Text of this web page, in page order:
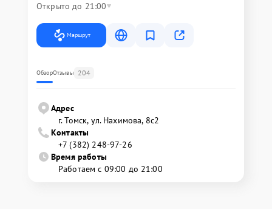
Открыто до 21:00
Маршрут
ОбзорОтзывы 204
Адрес
г. Томск, ул. Нахимова, 8с2
Контакты
+7 (382) 248-97-26
Время работы
Работаем с 09:00 до 21:00